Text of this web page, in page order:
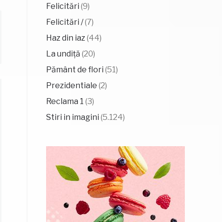
Felicitări (9)
Felicitări /(7)
Haz din iaz(44)
La undiță (20)
Pământ de flori (51)
Prezidentiale (2)
Reclama 1 (3)
Stiri in imagini (5.124)